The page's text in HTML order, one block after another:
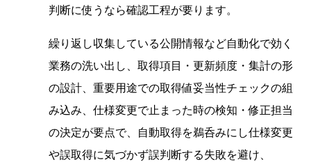
判断に使うなら確認工程が要ります。
繰り返し収集している公開情報など自動化で効く
業務の洗い出し、取得項目・更新頻度・集計の形
の設計、重要用途での取得値妥当性チェックの組
み込み、仕様変更で止まった時の検知・修正担当
の決定が要点で、自動取得を鵜呑みにし仕様変更
や誤取得に気づかず誤判断する失敗を避け、